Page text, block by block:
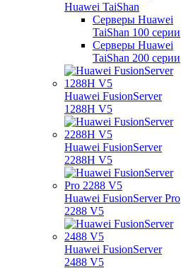
Huawei TaiShan
Серверы Huawei
TaiShan 100 серии
Серверы Huawei
TaiShan 200 серии
Huawei FusionServer
1288H V5
Huawei FusionServer
2288H V5
Huawei FusionServer Pro
2288 V5
Huawei FusionServer
2488 V5